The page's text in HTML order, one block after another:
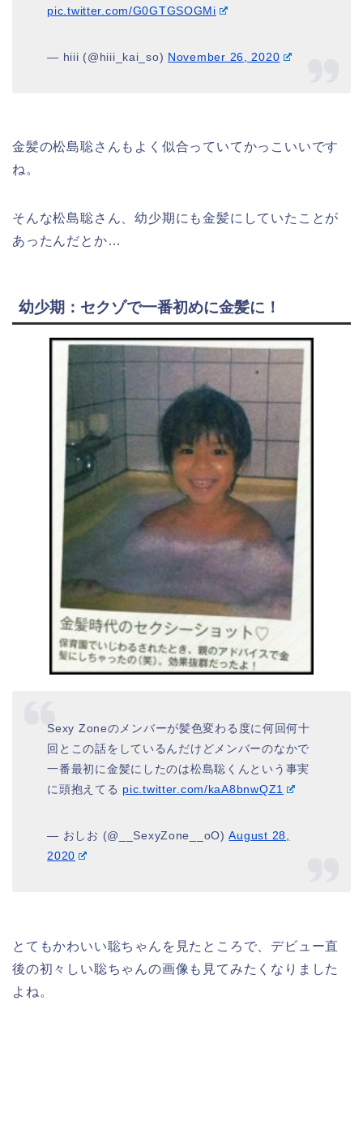
pic.twitter.com/G0GTGSOGMi
— hiii (@hiii_kai_so) November 26, 2020
金髪の松島聡さんもよく似合っていてかっこいいです
ね。
そんな松島聡さん、幼少期にも金髪にしていたことが
あったんだとか…
幼少期：セクゾで一番初めに金髪に！
Sexy Zoneのメンバーが髪色変わる度に何回何十
回とこの話をしているんだけどメンバーのなかで
一番最初に金髪にしたのは松島聡くんという事実
に頭抱えてる pic.twitter.com/kaA8bnwQZ1
— おしお (@__SexyZone__oO)August 28,
2020
とてもかわいい聡ちゃんを見たところで、デビュー直
後の初々しい聡ちゃんの画像も見てみたくなりました
よね。